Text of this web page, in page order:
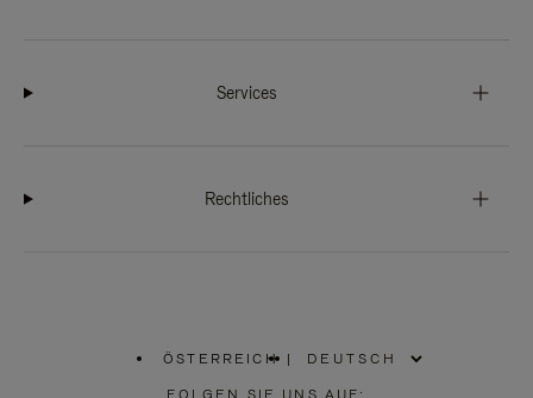
Services
Rechtliches
ÖSTERREICH
WÄHLEN
|